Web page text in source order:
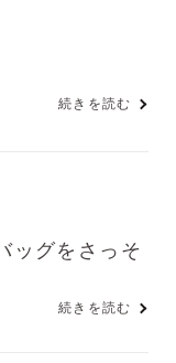
続きを読む
ッグをさっそ
続きを読む